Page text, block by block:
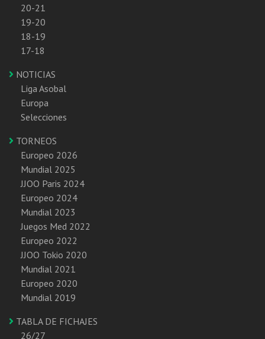
20-21
19-20
18-19
17-18
NOTICIAS
Liga Asobal
Europa
Selecciones
TORNEOS
Europeo 2026
Mundial 2025
JJOO Paris 2024
Europeo 2024
Mundial 2023
Juegos Med 2022
Europeo 2022
JJOO Tokio 2020
Mundial 2021
Europeo 2020
Mundial 2019
TABLA DE FICHAJES
26/27